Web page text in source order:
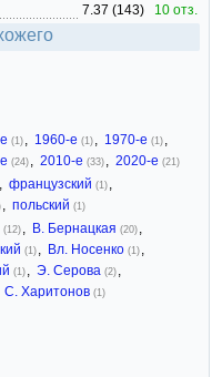
7.37 (143) 10 отз.
(1) , 1960-е (1) , 1970-е (1) ,
(24) , 2010-е (33) , 2020-е (21)
, французский (1) ,
, польский (1)
(12) , В. Бернацкая (20) ,
(1) , Вл. Носенко (1) ,
(1) , Э. Серова (2) ,
С. Харитонов (1)